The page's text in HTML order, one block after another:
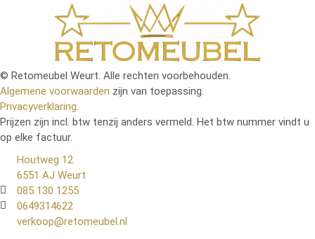
© Retomeubel Weurt. Alle rechten voorbehouden.
Algemene voorwaarden zijn van toepassing.
Privacyverklaring
Prijzen zijn incl. btw tenzij anders vermeld. Het btw nummer vindt u
op elke factuur.
Houtweg 12
6551 AJ Weurt
085 130 1255
0649314622
verkoop@retomeubel.nl